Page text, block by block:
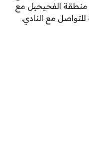
منطقة الفحيحيل مع
مع النادي.